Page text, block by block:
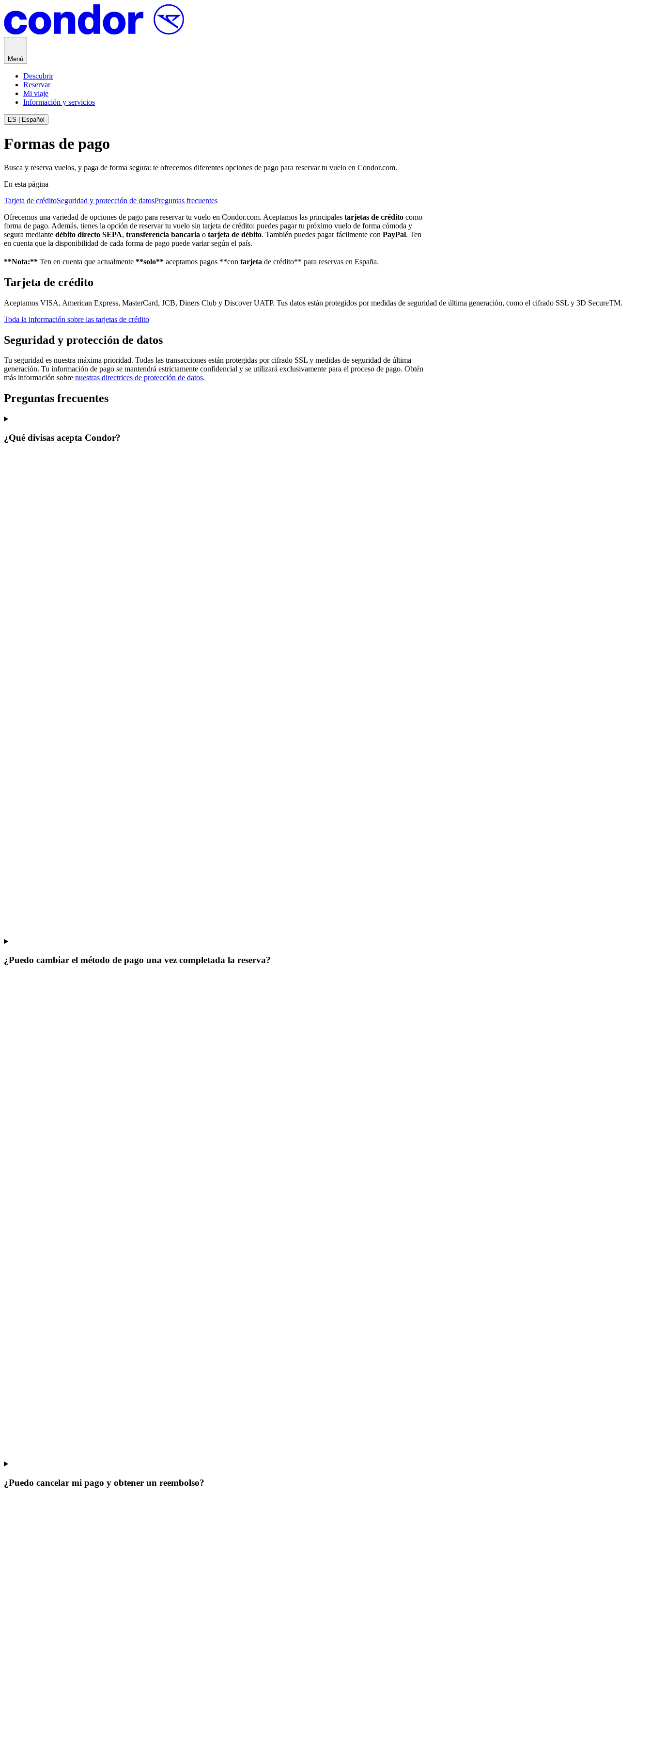
Menú
Descubrir
Reservar
Mi viaje
Información y servicios
ES | Español
Formas de pago
Busca y reserva vuelos, y paga de forma segura: te ofrecemos diferentes opciones de pago para reservar tu vuelo en Condor.com.
En esta página
Tarjeta de créditoSeguridad y protección de datosPreguntas frecuentes
Ofrecemos una variedad de opciones de pago para reservar tu vuelo en Condor.com. Aceptamos las principales tarjetas de crédito como
forma de pago. Además, tienes la opción de reservar tu vuelo sin tarjeta de crédito: puedes pagar tu próximo vuelo de forma cómoda y
segura mediante débito directo SEPA, transferencia bancaria o tarjeta de débito. También puedes pagar fácilmente con PayPal. Ten
en cuenta que la disponibilidad de cada forma de pago puede variar según el país.
**Nota:** Ten en cuenta que actualmente **solo** aceptamos pagos **con tarjeta de crédito** para reservas en España.
Tarjeta de crédito
Aceptamos VISA, American Express, MasterCard, JCB, Diners Club y Discover UATP. Tus datos están protegidos por medidas de seguridad de última generación, como el cifrado SSL y 3D SecureTM.
Toda la información sobre las tarjetas de crédito
Seguridad y protección de datos
Tu seguridad es nuestra máxima prioridad. Todas las transacciones están protegidas por cifrado SSL y medidas de seguridad de última
generación. Tu información de pago se mantendrá estrictamente confidencial y se utilizará exclusivamente para el proceso de pago. Obtén
más información sobre nuestras directrices de protección de datos.
Preguntas frecuentes
¿Qué divisas acepta Condor?
¿Puedo cambiar el método de pago una vez completada la reserva?
¿Puedo cancelar mi pago y obtener un reembolso?